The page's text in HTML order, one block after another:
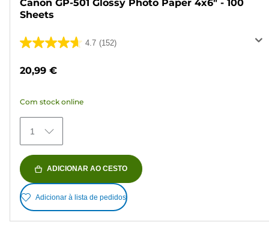
Canon GP-501 Glossy Photo Paper 4x6" - 100
Sheets
4.7 (152)
4.7
5
152
análises
20,99 €
Com stock online
1
ADICIONAR AO CESTO
Adicionar à lista de pedidos